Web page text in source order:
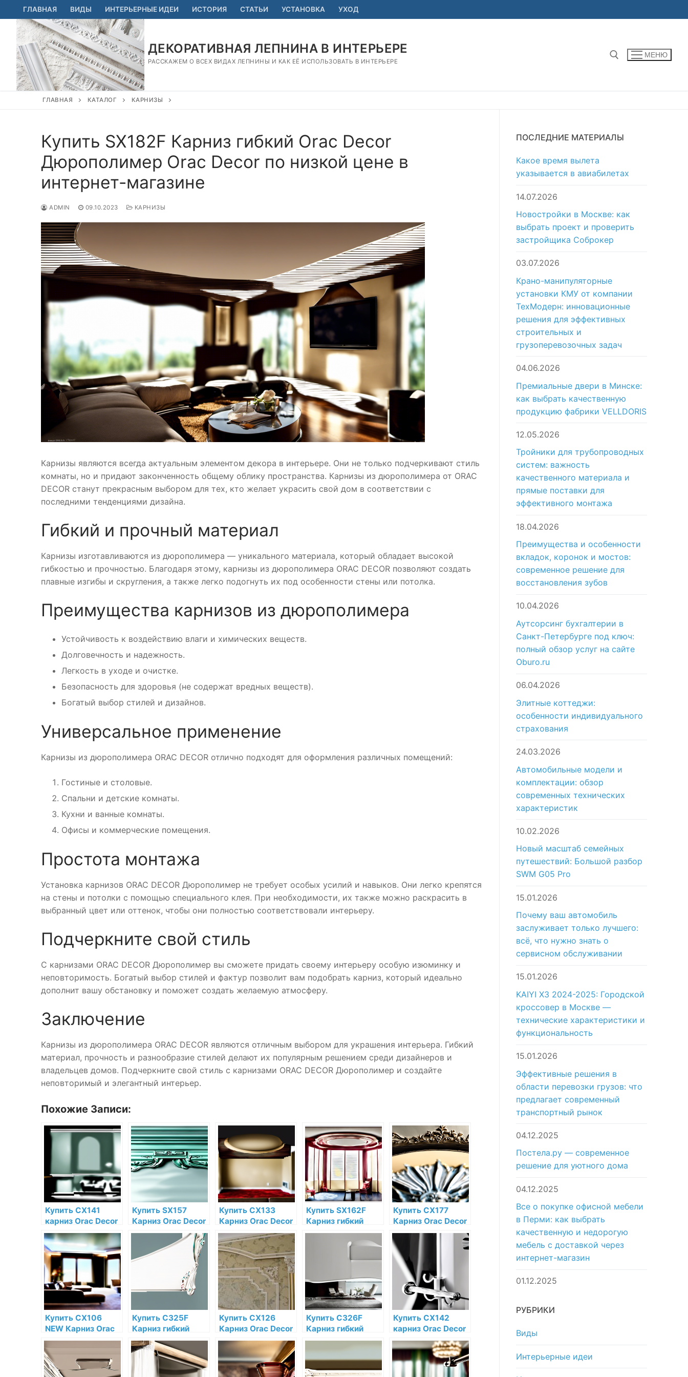
Перейти
к
содержимому
ГЛАВНАЯ ВИДЫ ИНТЕРЬЕРНЫЕ ИДЕИ ИСТОРИЯ СТАТЬИ УСТАНОВКА УХОД
ДЕКОРАТИВНАЯ ЛЕПНИНА В ИНТЕРЬЕРЕ
РАССКАЖЕМ О ВСЕХ ВИДАХ ЛЕПНИНЫ И КАК ЕЁ ИСПОЛЬЗОВАТЬ В ИНТЕРЬЕРЕ
МЕНЮ
ГЛАВНАЯ КАТАЛОГ КАРНИЗЫ
Купить SX182F Карниз гибкий Orac Decor
Дюрополимер Orac Decor по низкой цене в
интернет-магазине
ADMIN 09.10.2023 КАРНИЗЫ
Карнизы являются всегда актуальным элементом декора в интерьере. Они не только подчеркивают стиль
комнаты, но и придают законченность общему облику пространства. Карнизы из дюрополимера от ORAC
DECOR станут прекрасным выбором для тех, кто желает украсить свой дом в соответствии с
последними тенденциями дизайна.
Гибкий и прочный материал
Карнизы изготавливаются из дюрополимера — уникального материала, который обладает высокой
гибкостью и прочностью. Благодаря этому, карнизы из дюрополимера ORAC DECOR позволяют создать
плавные изгибы и скругления, а также легко подогнуть их под особенности стены или потолка.
Преимущества карнизов из дюрополимера
Устойчивость к воздействию влаги и химических веществ.
Долговечность и надежность.
Легкость в уходе и очистке.
Безопасность для здоровья (не содержат вредных веществ).
Богатый выбор стилей и дизайнов.
Универсальное применение
Карнизы из дюрополимера ORAC DECOR отлично подходят для оформления различных помещений:
Гостиные и столовые.
Спальни и детские комнаты.
Кухни и ванные комнаты.
Офисы и коммерческие помещения.
Простота монтажа
Установка карнизов ORAC DECOR Дюрополимер не требует особых усилий и навыков. Они легко крепятся
на стены и потолки с помощью специального клея. При необходимости, их также можно раскрасить в
выбранный цвет или оттенок, чтобы они полностью соответствовали интерьеру.
Подчеркните свой стиль
С карнизами ORAC DECOR Дюрополимер вы сможете придать своему интерьеру особую изюминку и
неповторимость. Богатый выбор стилей и фактур позволит вам подобрать карниз, который идеально
дополнит вашу обстановку и поможет создать желаемую атмосферу.
Заключение
Карнизы из дюрополимера ORAC DECOR являются отличным выбором для украшения интерьера. Гибкий
материал, прочность и разнообразие стилей делают их популярным решением среди дизайнеров и
владельцев домов. Подчеркните свой стиль с карнизами ORAC DECOR Дюрополимер и создайте
неповторимый и элегантный интерьер.
Похожие Записи:
Купить CX141
карниз Orac Decor
Дюрополимер
Orac Decor по
низкой цене в
интернет-
магазине
Купить SX157
Карниз Orac Decor
Дюрополимер
Orac Decor по
низкой цене в
интернет-
Купить CX133
Карниз Orac Decor
Дюрополимер
Orac Decor по
низкой цене в
интернет-
магазине
Купить SX162F
Карниз гибкий
Orac Decor
Дюрополимер
низкой цене в
магазине
Купить CX177
Карниз Orac Decor
Дюрополимер по
низкой цене в
интернет-
магазине
Купить CX106
NEW Карниз Orac
Decor
Дюрополимер по
низкой цене в
интернет-
Купить C325F
Карниз гибкий
Orac Decor
Полиуретан Orac
Decor по низкой
цене в интернет-
Купить CX126
Карниз Orac Decor
Дюрополимер по
низкой цене в
интернет-
магазине
Купить C326F
Карниз гибкий
Orac Decor
Полиуретан Orac
Decor по низкой
цене в интернет-
Купить CX142
карниз Orac Decor
Дюрополимер по
низкой цене в
интернет-
магазине
ПОСЛЕДНИЕ МАТЕРИАЛЫ
Какое время вылета
указывается в авиабилетах
14.07.2026
Новостройки в Москве: как
выбрать проект и проверить
застройщика Соброкер
03.07.2026
Крано-манипуляторные
установки КМУ от компании
ТехМодерн: инновационные
решения для эффективных
строительных и
грузоперевозочных задач
04.06.2026
Премиальные двери в Минске:
как выбрать качественную
продукцию фабрики VELLDORIS
12.05.2026
Тройники для трубопроводных
систем: важность
качественного материала и
прямые поставки для
эффективного монтажа
18.04.2026
Преимущества и особенности
вкладок, коронок и мостов:
современное решение для
восстановления зубов
10.04.2026
Аутсорсинг бухгалтерии в
Санкт-Петербурге под ключ:
полный обзор услуг на сайте
Oburo.ru
06.04.2026
Элитные коттеджи:
особенности индивидуального
страхования
24.03.2026
Автомобильные модели и
комплектации: обзор
современных технических
характеристик
10.02.2026
Новый масштаб семейных
путешествий: Большой разбор
SWM G05 Pro
15.01.2026
Почему ваш автомобиль
заслуживает только лучшего:
всё, что нужно знать о
сервисном обслуживании
15.01.2026
KAIYI X3 2024-2025: Городской
кроссовер в Москве —
технические характеристики и
функциональность
15.01.2026
Эффективные решения в
области перевозки грузов: что
предлагает современный
транспортный рынок
04.12.2025
Постела.ру — современное
решение для уютного дома
04.12.2025
Все о покупке офисной мебели
в Перми: как выбрать
качественную и недорогую
мебель с доставкой через
интернет-магазин
01.12.2025
РУБРИКИ
Виды
Интерьерные идеи